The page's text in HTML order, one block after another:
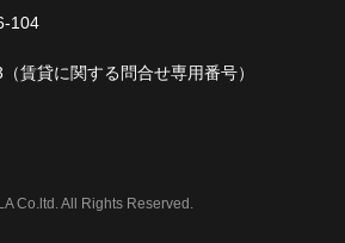
104
（賃貸に関する問合せ専用番号）
Co.ltd. All Rights Reserved.